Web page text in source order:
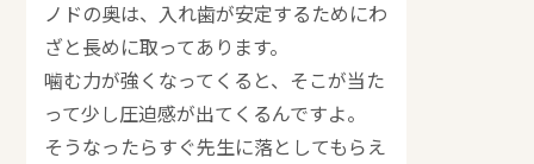
ノドの奥は、入れ歯が安定するためにわ
ざと長めに取ってあります。
噛む力が強くなってくると、そこが当た
って少し圧迫感が出てくるんですよ。
そうなったらすぐ先生に落としてもらえ